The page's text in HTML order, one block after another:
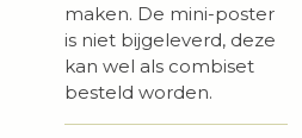
maken. De mini-poster
is niet bijgeleverd, deze
kan wel als combiset
besteld worden.